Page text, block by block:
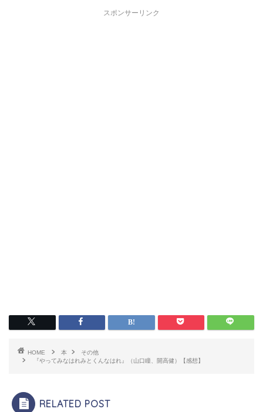
スポンサーリンク
HOME 本
その他
『やってみなはれみとくんなはれ』（山口瞳、開高健）【感想】
RELATED POST